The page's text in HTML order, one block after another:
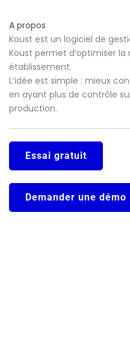
A propos
Koust est un logiciel de
Koust permet d’optimiser
établissement.
L’idée est simple : mieux
en ayant plus de contrôle
production.
Essai gratuit
Demander une démo